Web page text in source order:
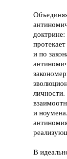
и по
личности.
и
В